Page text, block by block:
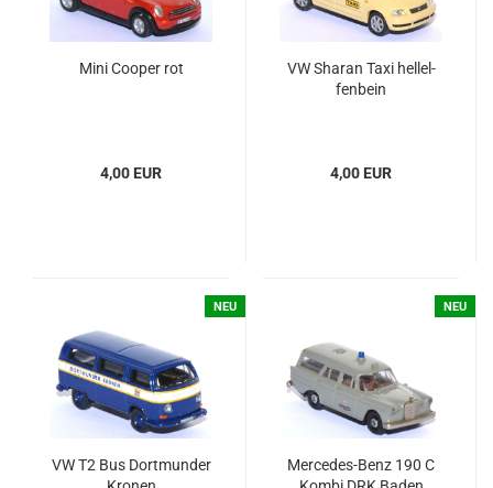
Mini Co­oper rot
4,00 EUR
VW Sharan Taxi hell­el­
fen­bein
4,00 EUR
NEU
VW T2 Bus Dort­mun­der
NEU
Mercedes-​​​Benz 190 C